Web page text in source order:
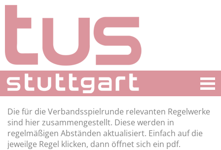
Die für die Verbandsspielrunde relevanten Regelwerke
sind hier zusammengestellt. Diese werden in
regelmäßigen Abständen aktualisiert. Einfach auf die
jeweilge Regel klicken, dann öffnet sich ein pdf.